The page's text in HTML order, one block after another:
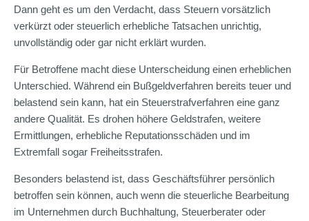
Dann geht es um den Verdacht, dass Steuern vorsätzlich
verkürzt oder steuerlich erhebliche Tatsachen unrichtig,
unvollständig oder gar nicht erklärt wurden.
Für Betroffene macht diese Unterscheidung einen erheblichen
Unterschied. Während ein Bußgeldverfahren bereits teuer und
belastend sein kann, hat ein Steuerstrafverfahren eine ganz
andere Qualität. Es drohen höhere Geldstrafen, weitere
Ermittlungen, erhebliche Reputationsschäden und im
Extremfall sogar Freiheitsstrafen.
Besonders belastend ist, dass Geschäftsführer persönlich
betroffen sein können, auch wenn die steuerliche Bearbeitung
im Unternehmen durch Buchhaltung, Steuerberater oder